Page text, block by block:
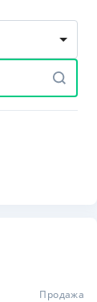
Продажа